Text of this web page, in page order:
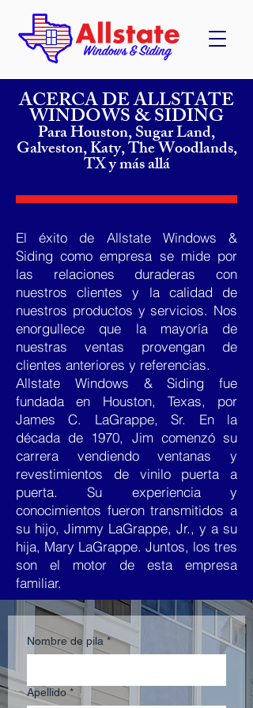
ACERCA DE ALLSTATE
WINDOWS & SIDING
Para Houston, Sugar Land,
Galveston, Katy, The Woodlands,
TX y más allá
El éxito de Allstate Windows &
Siding como empresa se mide por
las relaciones duraderas con
nuestros clientes y la calidad de
nuestros productos y servicios. Nos
enorgullece que la mayoría de
nuestras ventas provengan de
clientes anteriores y referencias.
Allstate Windows & Siding fue
fundada en Houston, Texas, por
James C. LaGrappe, Sr. En la
década de 1970, Jim comenzó su
carrera vendiendo ventanas y
revestimientos de vinilo puerta a
puerta. Su experiencia y
conocimientos fueron transmitidos a
su hijo, Jimmy LaGrappe, Jr., y a su
hija, Mary LaGrappe. Juntos, los tres
son el motor de esta empresa
familiar.
Nombre de pila *
Apellido *